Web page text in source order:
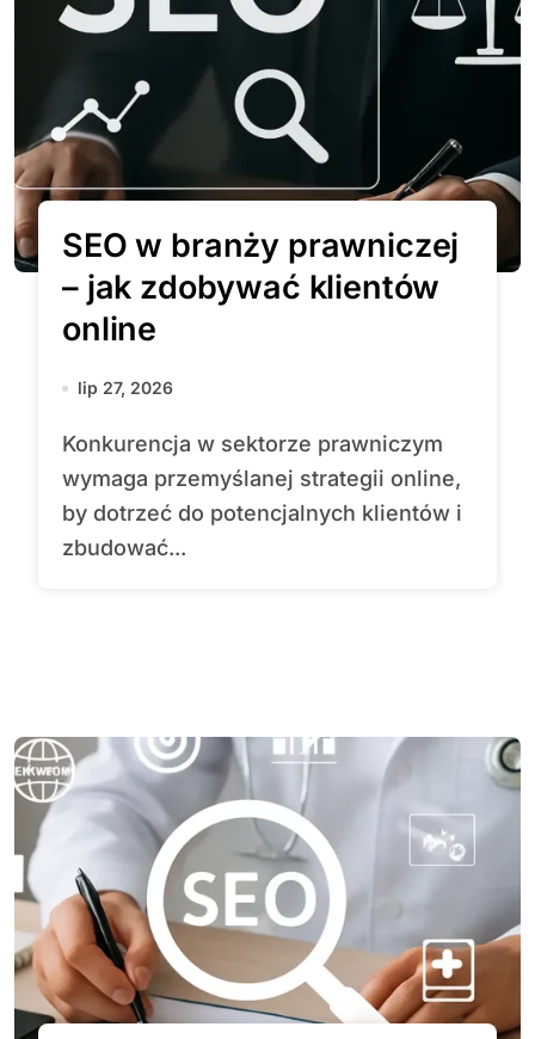
SEO w branży prawniczej
– jak zdobywać klientów
online
lip 27, 2026
Konkurencja w sektorze prawniczym
wymaga przemyślanej strategii online,
by dotrzeć do potencjalnych klientów i
zbudować...